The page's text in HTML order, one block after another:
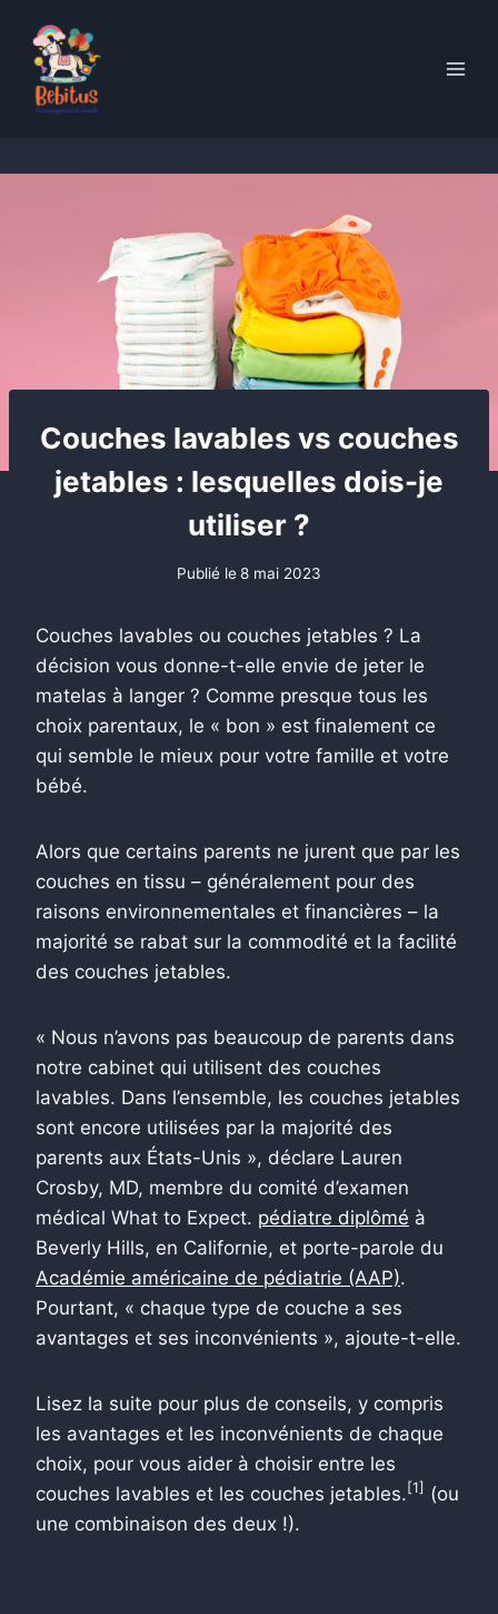
content
Couches lavables vs couches
jetables : lesquelles dois-je
utiliser ?
Publié le8 mai 2023
Couches lavables ou couches jetables ? La
décision vous donne-t-elle envie de jeter le
matelas à langer ? Comme presque tous les
choix parentaux, le « bon » est finalement ce
qui semble le mieux pour votre famille et votre
bébé.
Alors que certains parents ne jurent que par les
couches en tissu – généralement pour des
raisons environnementales et financières – la
majorité se rabat sur la commodité et la facilité
des couches jetables.
« Nous n’avons pas beaucoup de parents dans
notre cabinet qui utilisent des couches
lavables. Dans l’ensemble, les couches jetables
sont encore utilisées par la majorité des
parents aux États-Unis », déclare Lauren
Crosby, MD, membre du comité d’examen
médical What to Expect. pédiatre diplômé à
Beverly Hills, en Californie, et porte-parole du
Académie américaine de pédiatrie (AAP).
Pourtant, « chaque type de couche a ses
avantages et ses inconvénients », ajoute-t-elle.
Lisez la suite pour plus de conseils, y compris
les avantages et les inconvénients de chaque
choix, pour vous aider à choisir entre les
couches lavables et les couches jetables. [1] (ou
une combinaison des deux !).